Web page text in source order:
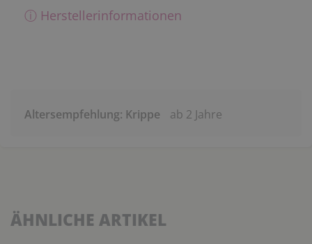
ⓘ Herstellerinformationen
Altersempfehlung: Krippe ab 2 Jahre
ÄHNLICHE ARTIKEL